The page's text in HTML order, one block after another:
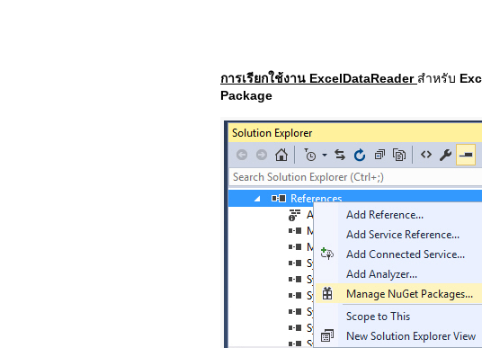
การเรียกใช้งาน ExcelDataReader สำหรับ
Package